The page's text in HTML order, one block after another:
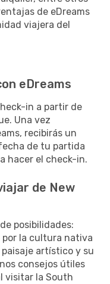
de eDreams
viajera del
eDreams
in a partir de
Una vez
recibirás un
de tu partida
hacer el check-in.
de New
posibilidades:
por la cultura nativa
artístico y su
consejos útiles
visitar la South